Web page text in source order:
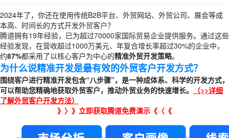
2024年了，你还在使用传统B2B平台、外贸网站、外贸公司、展会等成
本高、时间长的方式开发外贸客户？
腾道拥有19年经验，已为超过70000家国际贸易企业提供服务。通过这些
经验发现，在营收超过1000万美元、年复合增长率超过30%的企业中，
约87%都采用了以核心客户为中心的精准外贸开发策略。
为什么说精准开发是最有效的外贸客户开发方式？
围绕客户进行精准开发包含“八步骤”，是一种成体系、科学的开发方式，
可以帮助您精确地获取外贸客户，推动外贸业务的快速增长。 （>>详细
了解外贸客户开发方法）
》〉》 立即获取腾道免费演示 《〈《